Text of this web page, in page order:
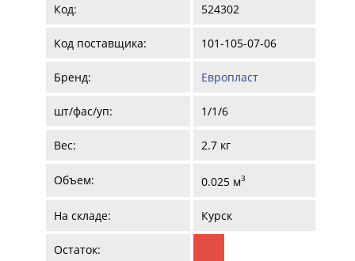
Код: 524302
Код поставщика: 101-105-07-06
Бренд: Европласт
шт/фас/уп: 1/1/6
Вес: 2.7 кг
Объем: 0.025 м3
На складе: Курск
Остаток: